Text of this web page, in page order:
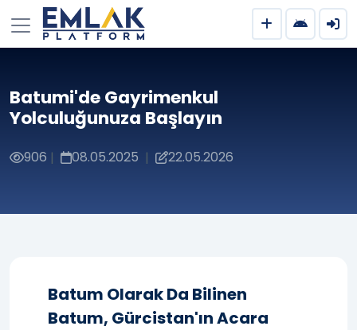
Batumi'de Gayrimenkul
Yolculuğunuza Başlayın
906 | 08.05.2025 | 22.05.2026
Batum Olarak Da Bilinen
Batum, Gürcistan'ın Acara